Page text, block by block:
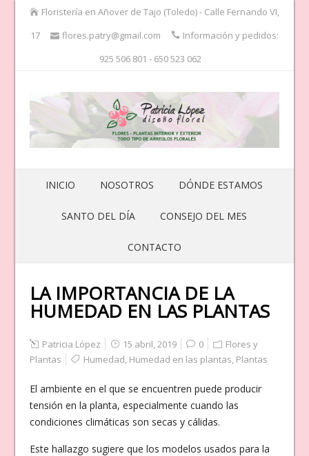
Floristería en Añover de Tajo (Toledo) - Calle Fernando VI,
17
flores.patry@gmail.com
Información y pedidos:
925 506 801 - 650 523 062
INICIO NOSOTROS DÓNDE ESTAMOS
SANTO DEL DÍA CONSEJO DEL MES
CONTACTO
LA IMPORTANCIA DE LA
HUMEDAD EN LAS PLANTAS
Patricia López 15 abril, 2019 0
Flores y
Plantas
Humedad, Humedad en las plantas, Plantas
El ambiente en el que se encuentren puede producir
tensión en la planta, especialmente cuando las
condiciones climáticas son secas y cálidas.
Este hallazgo sugiere que los modelos usados para la